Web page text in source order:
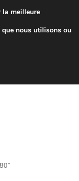
7 EUR
h à 16 h
meilleure
nous utilisons ou